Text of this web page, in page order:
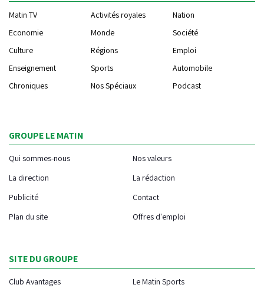
Matin TV Activités royales
Nation
Economie
Monde
Société
Culture
Régions
Emploi
Enseignement
Sports
Automobile
Chroniques
Nos Spéciaux Podcast
GROUPE LE MATIN
Qui sommes-nous
Nos valeurs
La direction
La rédaction
Publicité
Contact
Plan du site
Offres d'emploi
SITE DU GROUPE
Club Avantages Le Matin Sports